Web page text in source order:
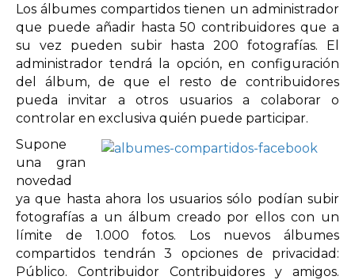
Los álbumes compartidos tienen un administrador
que puede añadir hasta 50 contribuidores que a
su vez pueden subir hasta 200 fotografías. El
administrador tendrá la opción, en configuración
del álbum, de que el resto de contribuidores
pueda invitar a otros usuarios a colaborar o
controlar en exclusiva quién puede participar.
Supone
una gran
novedad
ya que hasta ahora los usuarios sólo podían subir
fotografías a un álbum creado por ellos con un
límite de 1.000 fotos. Los nuevos álbumes
compartidos tendrán 3 opciones de privacidad:
Público. Contribuidor Contribuidores y amigos.